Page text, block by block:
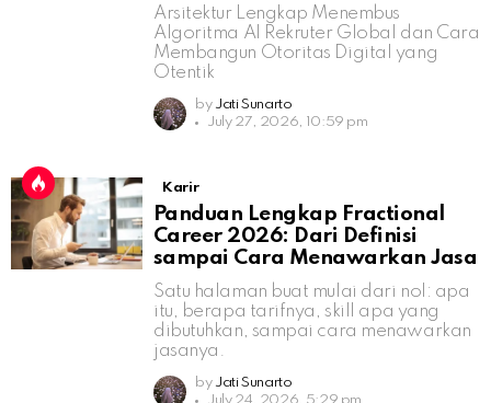
Arsitektur Lengkap Menembus
Algoritma AI Rekruter Global dan Cara
Membangun Otoritas Digital yang
Otentik
by Jati Sunarto
July 27, 2026, 10:59 pm
Karir
Panduan Lengkap Fractional
Career 2026: Dari Definisi
sampai Cara Menawarkan Jasa
Satu halaman buat mulai dari nol: apa
itu, berapa tarifnya, skill apa yang
dibutuhkan, sampai cara menawarkan
jasanya.
by Jati Sunarto